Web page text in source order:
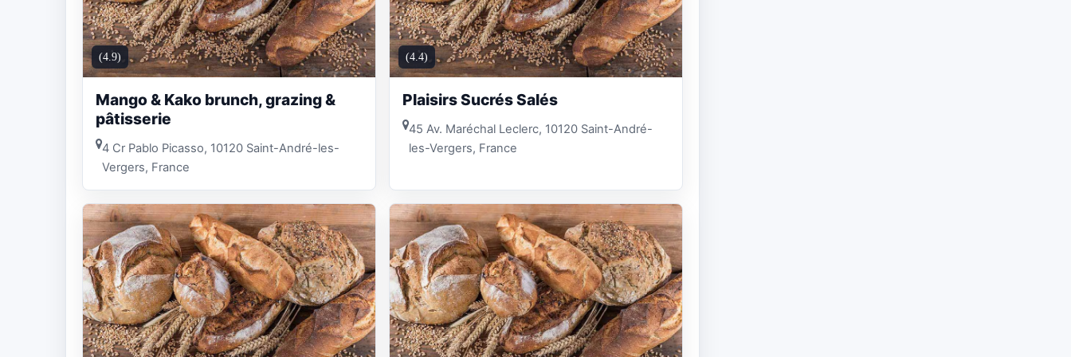
(4.9)
Mango & Kako brunch, grazing &
pâtisserie
4 Cr Pablo Picasso, 10120 Saint-André-les-
Vergers, France
(4.4)
Plaisirs Sucrés Salés
45 Av. Maréchal Leclerc, 10120 Saint-André-
les-Vergers, France